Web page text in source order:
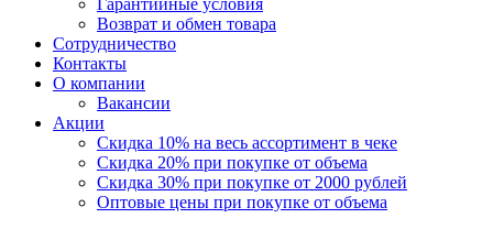
Гарантийные условия
Возврат и обмен товара
Сотрудничество
Контакты
О компании
Вакансии
Акции
Скидка 10% на весь ассортимент в чеке
Скидка 20% при покупке от объема
Скидка 30% при покупке от 2000 рублей
Оптовые цены при покупке от объема